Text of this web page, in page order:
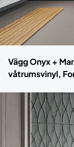
Vägg Onyx +
våtrumsvinyl,